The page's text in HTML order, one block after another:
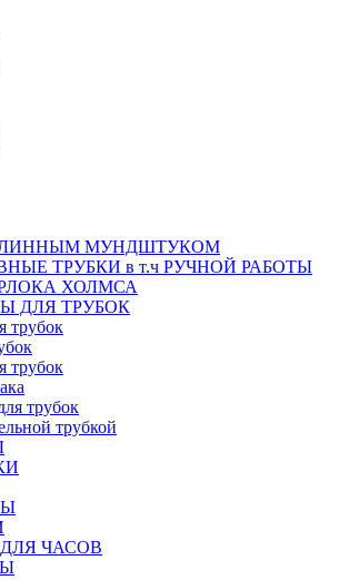
МУНДШТУКОМ
ТРУБКИ в т.ч РУЧНОЙ РАБОТЫ
ХОЛМСА
ДЛЯ ТРУБОК
трубок
трубок
трубок
трубкой
ЧАСОВ